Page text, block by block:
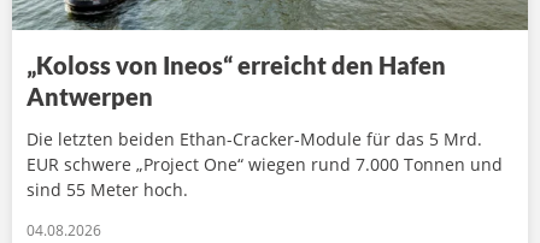
„Koloss von Ineos“ erreicht den Hafen
Antwerpen
Die letzten beiden Ethan-Cracker-Module für das 5 Mrd.
EUR schwere „Project One“ wiegen rund 7.000 Tonnen und
sind 55 Meter hoch.
04.08.2026